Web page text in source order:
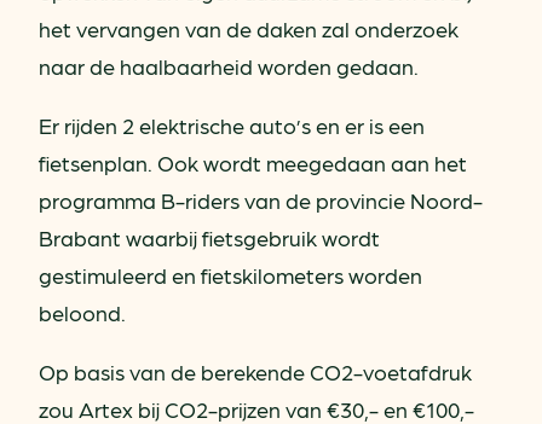
het vervangen van de daken zal onderzoek
naar de haalbaarheid worden gedaan.
Er rijden 2 elektrische auto’s en er is een
fietsenplan. Ook wordt meegedaan aan het
programma B-riders van de provincie Noord-
Brabant waarbij fietsgebruik wordt
gestimuleerd en fietskilometers worden
beloond.
Op basis van de berekende CO2-voetafdruk
zou Artex bij CO2-prijzen van €30,- en €100,-